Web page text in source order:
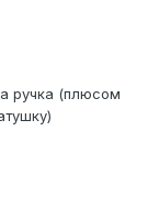
ручка (плюсом